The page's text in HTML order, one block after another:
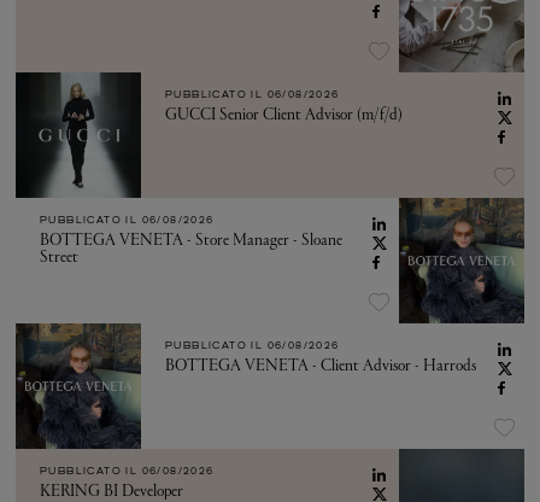
PUBBLICATO IL 06/08/2026
GUCCI Senior Client Advisor (m/f/d)
PUBBLICATO IL 06/08/2026
BOTTEGA VENETA - Store Manager - Sloane
Street
PUBBLICATO IL 06/08/2026
BOTTEGA VENETA - Client Advisor - Harrods
PUBBLICATO IL 06/08/2026
KERING BI Developer